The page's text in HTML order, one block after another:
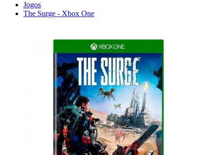
Jogos
The Surge - Xbox One